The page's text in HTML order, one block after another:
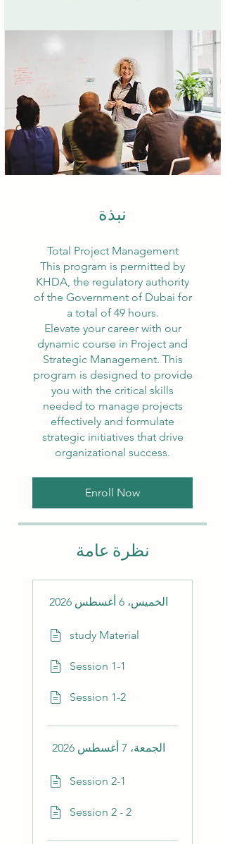
نبذة
Total Project Management
This program is permitted by
KHDA, the regulatory authority
of the Government of Dubai for
a total of 49 hours.
Elevate your career with our
dynamic course in Project and
Strategic Management. This
program is designed to provide
you with the critical skills
needed to manage projects
effectively and formulate
strategic initiatives that drive
organizational success.
Enroll Now
نظرة عامة
الخميس، 6 أغسطس 2026
study Material
Session 1-1
Session 1-2
الجمعة، 7 أغسطس 2026
Session 2-1
Session 2 - 2